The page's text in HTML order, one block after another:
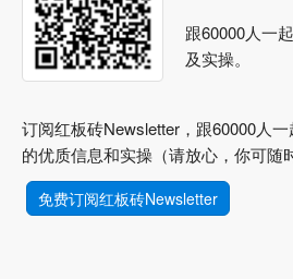
跟60000人一
及实操。
订阅红板砖Newsletter，跟60000人
的优质信息和实操（请放心，你可随
免费订阅红板砖Newsletter